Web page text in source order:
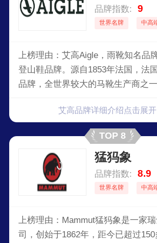
品牌指数: 9
世界名牌 中高
上榜理由：艾高Aigle，雨靴知名品
登山鞋品牌。源自1853年法国，法
品牌，全世界较大的马靴生产商之
名户外用品厂商。艾高品牌详细介绍点击展开
TOP 8
猛犸象
品牌指数: 8.9
世界名牌 中高
上榜理由：Mammut猛犸象是一家
司，创始于1862年，距今已超过